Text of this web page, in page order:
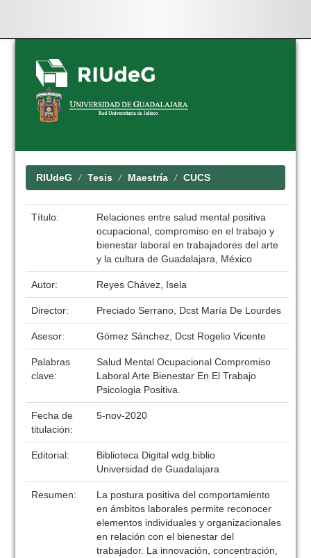
Skip
navigation
RIUdeG Tesis Maestría CUCS
Título:
Relaciones entre salud mental positiva
ocupacional, compromiso en el trabajo y
bienestar laboral en trabajadores del arte
y la cultura de Guadalajara, México
Autor: Reyes Chávez, Isela
Director: Preciado Serrano, Dcst María De Lourdes
Asesor: Gómez Sánchez, Dcst Rogelio Vicente
Palabras
clave:
Salud Mental Ocupacional Compromiso
Laboral Arte Bienestar En El Trabajo
Psicologia Positiva.
Fecha de
titulación:
5-nov-2020
Editorial:
Biblioteca Digital wdg.biblio
Universidad de Guadalajara
Resumen:
La postura positiva del comportamiento
en ámbitos laborales permite reconocer
elementos individuales y organizacionales
en relación con el bienestar del
trabajador. La innovación, concentración,